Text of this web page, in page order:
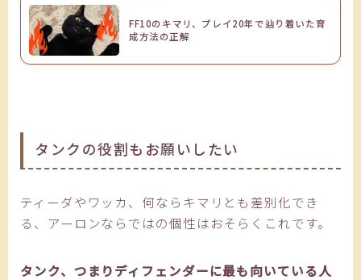
FF10のキマリ、プレイ20年で辿り着いた育
成方法の正解
タンクの役割もお願いしたい
ティーダやワッカ、何ならキマリとも差別化でき
る、アーロンならではの個性はおそらくこれです。
タンク、つまりディフェンダーに最も向いている人